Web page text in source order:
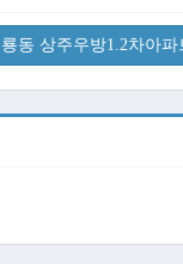
동 상주우방1.2차아파